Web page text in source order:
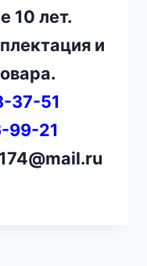
10 лет.
и
37-51
99-21